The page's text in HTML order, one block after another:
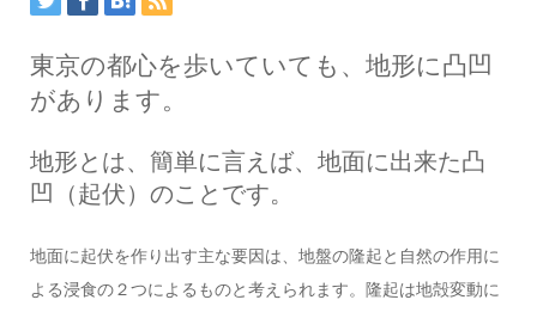
東京の都心を歩いていても、地形に凸凹
があります。
地形とは、簡単に言えば、地面に出来た凸
凹（起伏）のことです。
地面に起伏を作り出す主な要因は、地盤の隆起と自然の作用に
よる浸食の２つによるものと考えられます。隆起は地殻変動に